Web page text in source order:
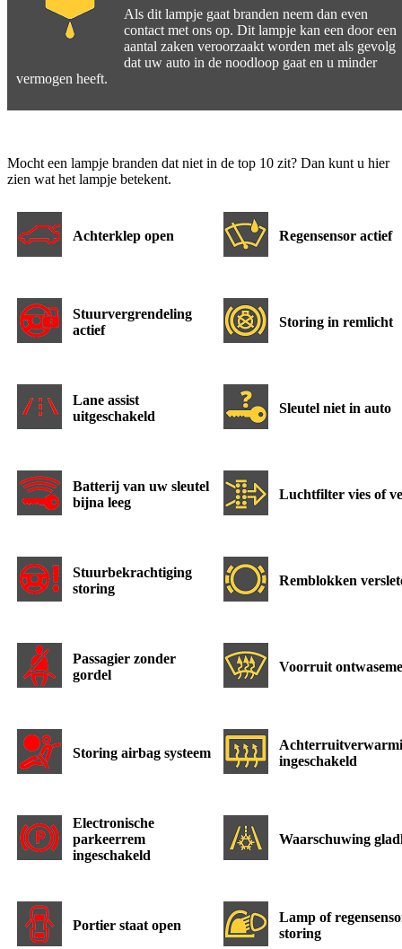
Als dit lampje gaat branden neem dan even
contact met ons op. Dit lampje kan een door een
aantal zaken veroorzaakt worden met als gevolg
dat uw auto in de noodloop gaat en u minder
vermogen heeft.
Mocht een lampje branden dat niet in de top 10 zit? Dan kunt u hier
zien wat het lampje betekent.
Achterklep open Regensensor actief
Stuurvergrendeling
actief
Storing in remlicht
Lane assist
uitgeschakeld
Sleutel niet in auto
Batterij van uw sleutel
bijna leeg
Luchtfilter vies of
Stuurbekrachtiging
storing
Remblokken
Passagier zonder
gordel
Voorruit
Storing airbag systeem
ingeschakeld
Electronische
parkeerrem
ingeschakeld
Waarschuwing
Portier staat open
Lamp of
storing